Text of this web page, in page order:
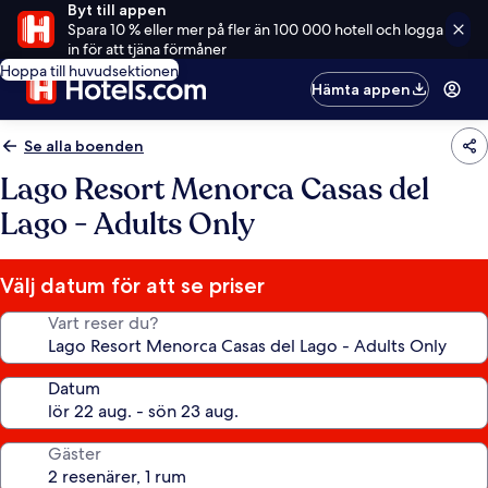
Byt till appen
Spara 10 % eller mer på fler än 100 000 hotell och logga
in för att tjäna förmåner
Hoppa till huvudsektionen
Hämta appen
Se alla boenden
Lago Resort Menorca Casas del
Lago - Adults Only
Välj datum för att se priser
Vart reser du?
Datum
Gäster